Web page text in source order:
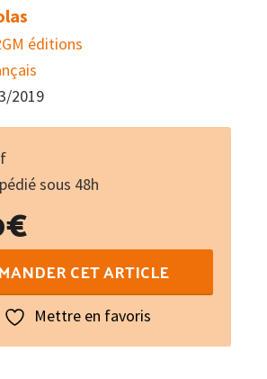
éditions
2019
sous 48h
€
CET ARTICLE
Mettre en favoris